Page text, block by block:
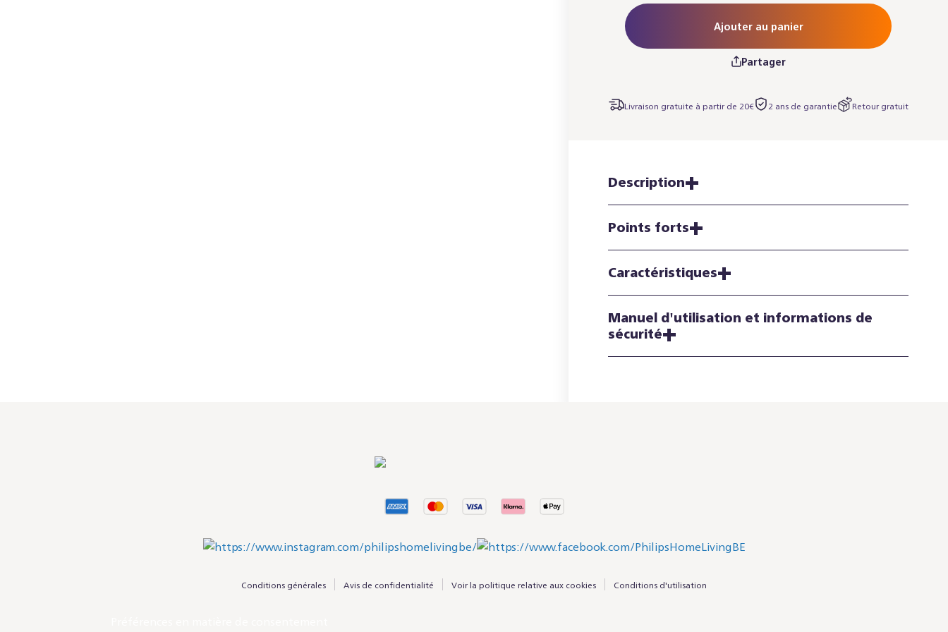
Ajouter au panier
Partager
Livraison gratuite à partir de 20€ 2 ans de garantie Retour gratuit
Description
Points forts
Caractéristiques
Manuel d'utilisation et informations de
sécurité
Conditions générales Avis de confidentialité Voir la politique relative aux cookies Conditions d'utilisation